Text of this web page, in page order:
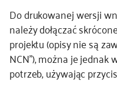
Do drukowanej wersji
należy dołączać
projektu (opisy nie są
NCN”), można je jednak
potrzeb, używając